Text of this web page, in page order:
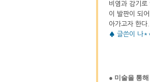
비염과 감기
이 발판이 되
아가고자 한다.
♠ 글쓴이 나**
● 미술을 통